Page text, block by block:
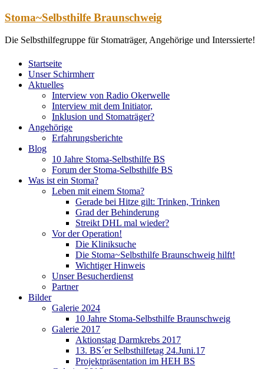
Zum
springen
Stoma~Selbsthilfe Braunschweig
Die Selbsthilfegruppe für Stomaträger, Angehörige und Interssierte!
Startseite
Unser Schirmherr
Aktuelles
Interview von Radio Okerwelle
Interview mit dem Initiator,
Inklusion und Stomaträger?
Angehörige
Erfahrungsberichte
Blog
10 Jahre Stoma-Selbsthilfe BS
Forum der Stoma-Selbsthilfe BS
Was ist ein Stoma?
Leben mit einem Stoma?
Gerade bei Hitze gilt: Trinken, Trinken
Grad der Behinderung
Streikt DHL mal wieder?
Vor der Operation!
Die Kliniksuche
Die Stoma~Selbsthilfe Braunschweig hilft!
Wichtiger Hinweis
Unser Besucherdienst
Partner
Bilder
Galerie 2024
10 Jahre Stoma-Selbsthilfe Braunschweig
Galerie 2017
Aktionstag Darmkrebs 2017
13. BS´er Selbsthilfetag 24.Juni.17
Projektpräsentation im HEH BS